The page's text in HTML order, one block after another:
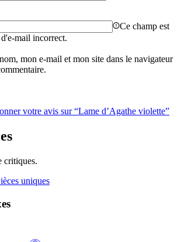
Ce champ est
mail incorrect.
mon e-mail et mon site dans le navigateur
votre avis sur “Lame d’Agathe violette”
critiques.
uniques